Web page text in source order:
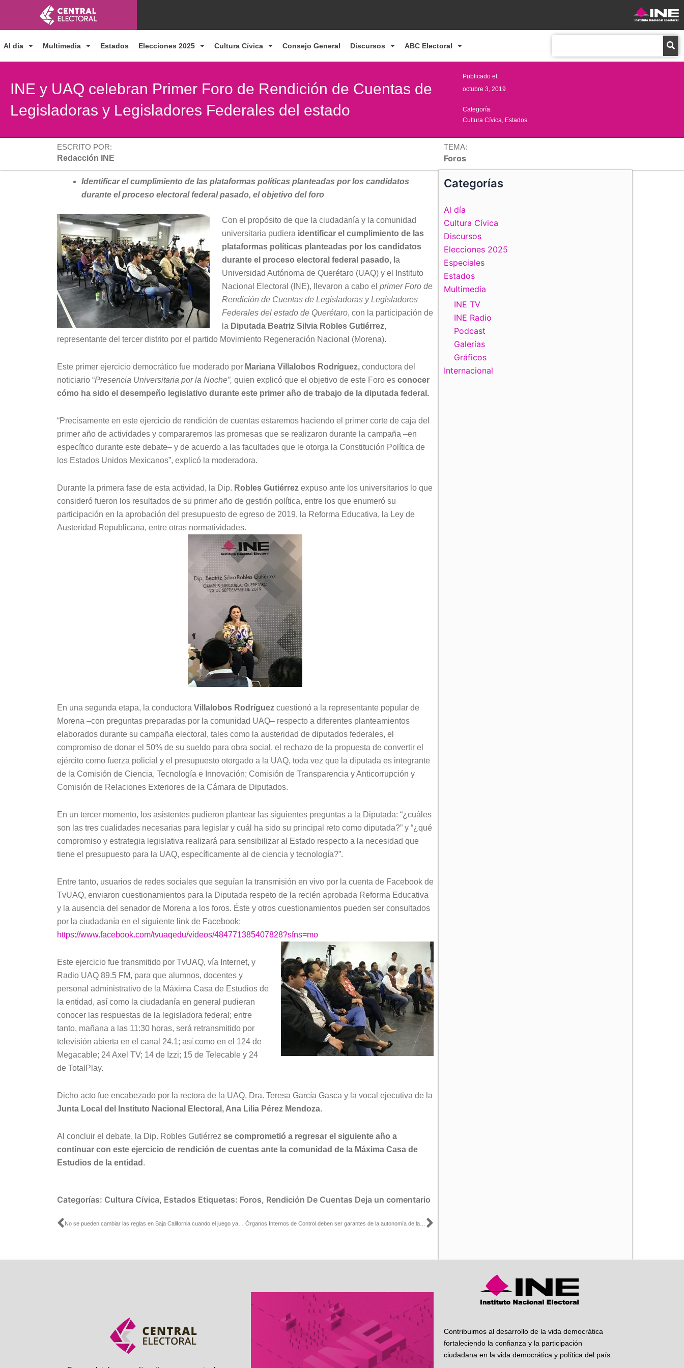
contenido
Al día Multimedia Estados Elecciones 2025 Cultura Cívica Consejo General Discursos ABC Electoral
INE y UAQ celebran Primer Foro de Rendición de Cuentas de
Legisladoras y Legisladores Federales del estado
Publicado el:
octubre 3, 2019
Categoría:
Cultura Cívica Estados
ESCRITO POR:
Redacción INE
TEMA:
Foros
Identificar el cumplimiento de las plataformas políticas planteadas por los candidatos
durante el proceso electoral federal pasado, el objetivo del foro
Con el propósito de que la ciudadanía y la comunidad
universitaria pudiera identificar el cumplimiento de las
plataformas políticas planteadas por los candidatos
durante el proceso electoral federal pasado, l a
Universidad Autónoma de Querétaro (UAQ) y el Instituto
Nacional Electoral (INE), llevaron a cabo el primer Foro de
Rendición de Cuentas de Legisladoras y Legisladores
Federales del estado de Querétaro, con la participación de
la Diputada Beatriz Silvia Robles Gutiérrez,
representante del tercer distrito por el partido Movimiento Regeneración Nacional (Morena).
Este primer ejercicio democrático fue moderado por Mariana Villalobos Rodríguez, conductora del
noticiario “Presencia Universitaria por la Noche”, quien explicó que el objetivo de este Foro es conocer
cómo ha sido el desempeño legislativo durante este primer año de trabajo de la diputada federal.
“Precisamente en este ejercicio de rendición de cuentas estaremos haciendo el primer corte de caja del
primer año de actividades y compararemos las promesas que se realizaron durante la campaña –en
específico durante este debate– y de acuerdo a las facultades que le otorga la Constitución Política de
los Estados Unidos Mexicanos”, explicó la moderadora.
Durante la primera fase de esta actividad, la Dip. Robles Gutiérrez expuso ante los universitarios lo que
consideró fueron los resultados de su primer año de gestión política, entre los que enumeró su
participación en la aprobación del presupuesto de egreso de 2019, la Reforma Educativa, la Ley de
Austeridad Republicana, entre otras normatividades.
En una segunda etapa, la conductora Villalobos Rodríguez cuestionó a la representante popular de
Morena –con preguntas preparadas por la comunidad UAQ– respecto a diferentes planteamientos
elaborados durante su campaña electoral, tales como la austeridad de diputados federales, el
compromiso de donar el 50% de su sueldo para obra social, el rechazo de la propuesta de convertir el
ejército como fuerza policial y el presupuesto otorgado a la UAQ, toda vez que la diputada es integrante
de la Comisión de Ciencia, Tecnología e Innovación; Comisión de Transparencia y Anticorrupción y
Comisión de Relaciones Exteriores de la Cámara de Diputados.
En un tercer momento, los asistentes pudieron plantear las siguientes preguntas a la Diputada: “¿cuáles
son las tres cualidades necesarias para legislar y cuál ha sido su principal reto como diputada?” y “¿qué
compromiso y estrategia legislativa realizará para sensibilizar al Estado respecto a la necesidad que
tiene el presupuesto para la UAQ, específicamente al de ciencia y tecnología?”.
Entre tanto, usuarios de redes sociales que seguían la transmisión en vivo por la cuenta de Facebook de
TvUAQ, enviaron cuestionamientos para la Diputada respeto de la recién aprobada Reforma Educativa
y la ausencia del senador de Morena a los foros. Éste y otros cuestionamientos pueden ser consultados
por la ciudadanía en el siguiente link de Facebook:
https://www.facebook.com/tvuaqedu/videos/484771385407828?sfns=mo
Este ejercicio fue transmitido por TvUAQ, vía Internet, y
Radio UAQ 89.5 FM, para que alumnos, docentes y
personal administrativo de la Máxima Casa de Estudios de
la entidad, así como la ciudadanía en general pudieran
conocer las respuestas de la legisladora federal; entre
tanto, mañana a las 11:30 horas, será retransmitido por
televisión abierta en el canal 24.1; así como en el 124 de
Megacable; 24 Axel TV; 14 de Izzi; 15 de Telecable y 24
de TotalPlay.
Dicho acto fue encabezado por la rectora de la UAQ, Dra. Teresa García Gasca y la vocal ejecutiva de la
Junta Local del Instituto Nacional Electoral, Ana Lilia Pérez Mendoza.
Al concluir el debate, la Dip. Robles Gutiérrez se comprometió a regresar el siguiente año a
continuar con este ejercicio de rendición de cuentas ante la comunidad de la Máxima Casa de
Estudios de la entidad .
Categorías: Cultura Cívica, Estados Etiquetas: Foros, Rendición De Cuentas Deja un comentario
Ant Siguiente
Categorías
Al día
Cultura Cívica
Discursos
Elecciones 2025
Especiales
Estados
Multimedia
INE TV
INE Radio
Podcast
Galerías
Gráficos
Internacional
Contribuimos al desarrollo de la vida democrática
fortaleciendo la confianza y la participación
ciudadana en la vida democrática y política del país.